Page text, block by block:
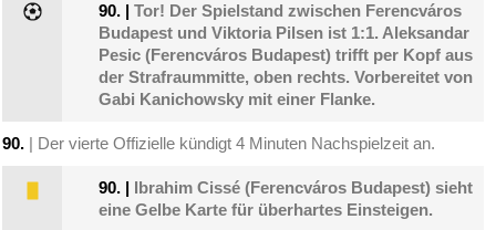
90. |Tor! Der Spielstand zwischen Ferencváros
Budapest und Viktoria Pilsen ist 1:1. Aleksandar
Pesic (Ferencváros Budapest) trifft per Kopf aus
der Strafraummitte, oben rechts. Vorbereitet von
Gabi Kanichowsky mit einer Flanke.
90. | Der vierte Offizielle kündigt 4 Minuten Nachspielzeit an.
90. | Ibrahim Cissé (Ferencváros Budapest) sieht
eine Gelbe Karte für überhartes Einsteigen.